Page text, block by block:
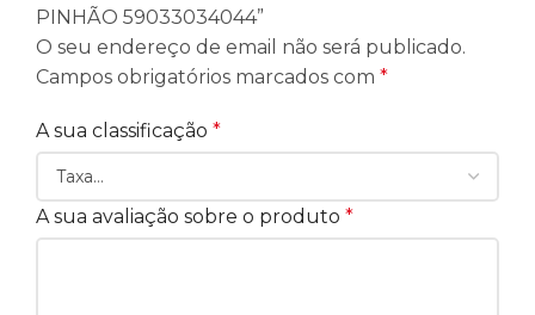
PINHÃO 59033034044”
O seu endereço de email não será publicado.
Campos obrigatórios marcados com *
A sua classificação *
A sua avaliação sobre o produto *